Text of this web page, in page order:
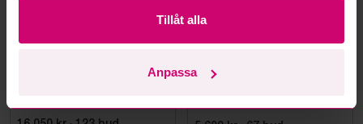
Tillåt alla
Anpassa